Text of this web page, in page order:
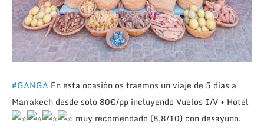
#GANGA En esta ocasión os traemos un viaje de 5 días a
Marrakech desde solo 80€/pp incluyendo Vuelos I/V + Hotel
muy recomendado (8,8/10) con desayuno.